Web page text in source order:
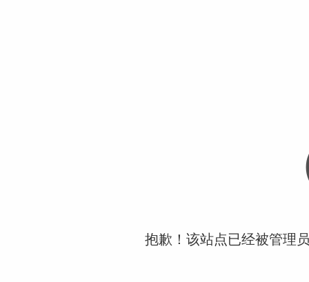
抱歉！该站点已经被管理